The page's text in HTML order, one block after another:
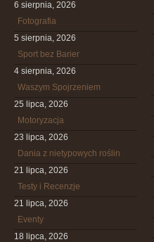
6 sierpnia, 2026
Fotografia
5 sierpnia, 2026
Sport bez Barier
4 sierpnia, 2026
Waszym Spojrzeniem
25 lipca, 2026
Motoryzacja
23 lipca, 2026
Dania z nietypowych roślin
21 lipca, 2026
Testy i Recenzje
21 lipca, 2026
Eventy
18 lipca, 2026